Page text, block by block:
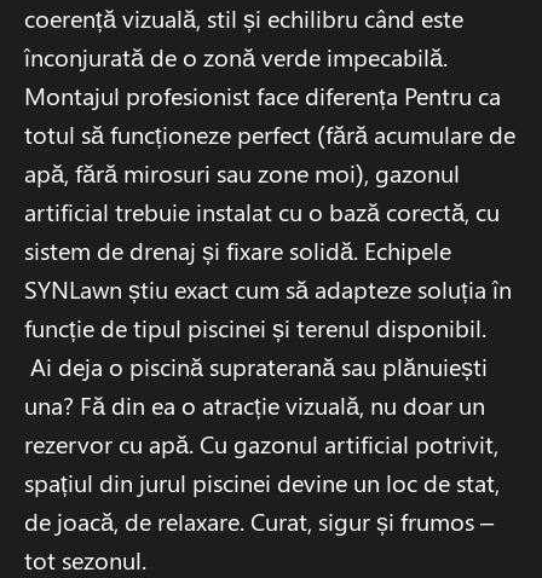
coerență vizuală, stil și echilibru când este
înconjurată de o zonă verde impecabilă.
Montajul profesionist face diferența Pentru ca
totul să funcționeze perfect (fără acumulare de
apă, fără mirosuri sau zone moi), gazonul
artificial trebuie instalat cu o bază corectă, cu
sistem de drenaj și fixare solidă. Echipele
SYNLawn știu exact cum să adapteze soluția în
funcție de tipul piscinei și terenul disponibil.
Ai deja o piscină supraterană sau plănuiești
una? Fă din ea o atracție vizuală, nu doar un
rezervor cu apă. Cu gazonul artificial potrivit,
spațiul din jurul piscinei devine un loc de stat,
de joacă, de relaxare. Curat, sigur și frumos –
tot sezonul.